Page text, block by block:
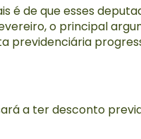
é de que esses
o principal
previdenciária
a ter desconto